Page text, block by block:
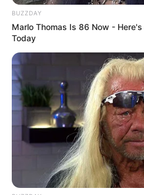
BUZZDAY
Marlo Thomas Is 86 Now -
Today